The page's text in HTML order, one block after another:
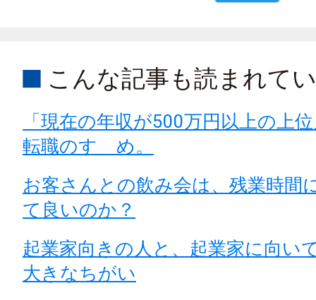
こんな記事も読まれて
「現在の年収が500万円以上の上
転職のすゝめ。
お客さんとの飲み会は、残業時間
て良いのか？
起業家向きの人と、起業家に向い
大きなちがい